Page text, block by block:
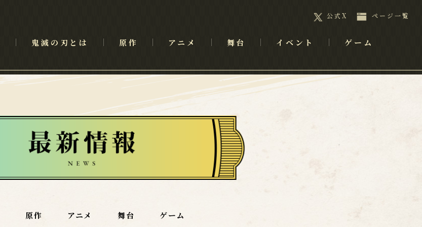
鬼滅の刃とは 原作 アニメ 舞台 イベント ゲーム
公式X ページ一覧
原作 アニメ 舞台 ゲーム